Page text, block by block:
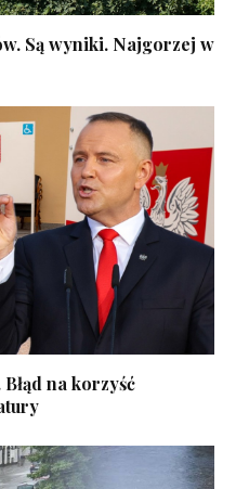
Są wyniki. Najgorzej w
na korzyść